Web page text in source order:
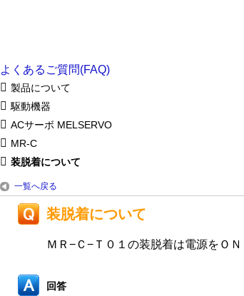
よくあるご質問(FAQ)
製品について
駆動機器
ACサーボ MELSERVO
MR-C
装脱着について
一覧へ戻る
装脱着について
ＭＲ−Ｃ−Ｔ０１の装脱着は電源をＯ
回答